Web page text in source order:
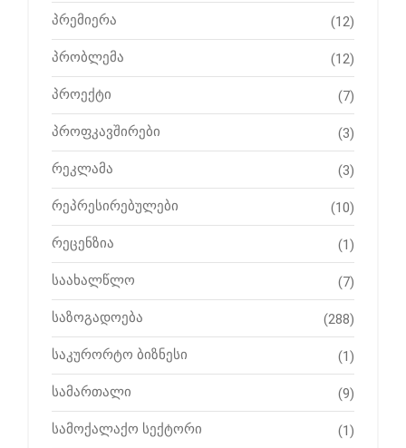
პრემიერა (12)
პრობლემა (12)
პროექტი (7)
პროფკავშირები (3)
რეკლამა (3)
რეპრესირებულები (10)
რეცენზია (1)
საახალწლო (7)
საზოგადოება (288)
საკურორტო ბიზნესი (1)
სამართალი (9)
სამოქალაქო სექტორი (1)